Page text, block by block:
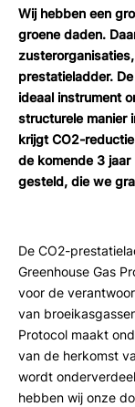
Wij hebben een
groene daden.
prestatieladder.
ideaal instrument
structurele manier
krijgt CO2-
de komende 3
gesteld, die we
De CO2-
Greenhouse Gas
voor de
van
Protocol maakt
van de herkomst
wordt
hebben wij onze